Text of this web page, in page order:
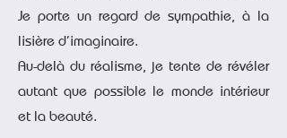
Je porte un regard de sympathie, à la
lisière d’imaginaire.
Au-delà du réalisme, je tente de révéler
autant que possible le monde intérieur
et la beauté.